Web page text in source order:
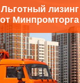
загрузкой
Льготный лизинг
от Минпромторга